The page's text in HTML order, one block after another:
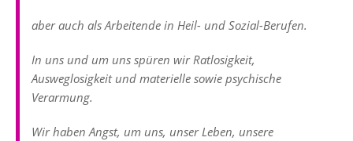
aber auch als Arbeitende in Heil- und Sozial-Berufen.
In uns und um uns spüren wir Ratlosigkeit,
Ausweglosigkeit und materielle sowie psychische
Verarmung.
Wir haben Angst, um uns, unser Leben, unsere